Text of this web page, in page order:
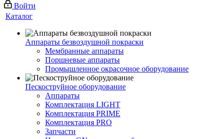
Войти
Каталог
Аппараты безвоздушной покраски
Мембранные аппараты
Поршневые аппараты
Промышленное окрасочное оборудование
Пескоструйное оборудование
Аппараты
Комплектация LIGHT
Комплектация PRIME
Комплектация PRO
Запчасти